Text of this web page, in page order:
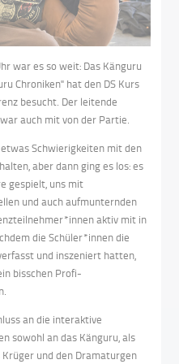
war es so weit: Das Känguru
Chroniken" hat den DS Kurs
besucht. Der leitende
auch mit von der Partie.
Schwierigkeiten mit den
aber dann ging es los: es
gespielt, uns mit
und auch aufmunternden
aktiv mit in
die Schüler*innen die
und inszeniert hatten,
bisschen Profi-
an die interaktive
sowohl an das Känguru, als
und den Dramaturgen